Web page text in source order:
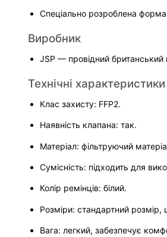
Спеціально розроблена
Виробник
JSP — провідний британський
Технічні характеристики
Клас захисту: FFP2.
Наявність клапана: так.
Матеріал: фільтруючий
Сумісність: підходить для
Колір ремінців: білий.
Розміри: стандартний розмір,
Вага: легкий, забезпечує